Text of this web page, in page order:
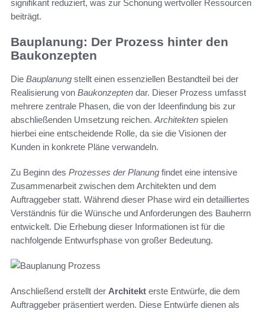
signifikant reduziert, was zur Schonung wertvoller Ressourcen
beiträgt.
Bauplanung: Der Prozess hinter den
Baukonzepten
Die Bauplanung stellt einen essenziellen Bestandteil bei der
Realisierung von Baukonzepten dar. Dieser Prozess umfasst
mehrere zentrale Phasen, die von der Ideenfindung bis zur
abschließenden Umsetzung reichen. Architekten spielen
hierbei eine entscheidende Rolle, da sie die Visionen der
Kunden in konkrete Pläne verwandeln.
Zu Beginn des Prozesses der Planung findet eine intensive
Zusammenarbeit zwischen dem Architekten und dem
Auftraggeber statt. Während dieser Phase wird ein detailliertes
Verständnis für die Wünsche und Anforderungen des Bauherrn
entwickelt. Die Erhebung dieser Informationen ist für die
nachfolgende Entwurfsphase von großer Bedeutung.
Anschließend erstellt der Architekt erste Entwürfe, die dem
Auftraggeber präsentiert werden. Diese Entwürfe dienen als